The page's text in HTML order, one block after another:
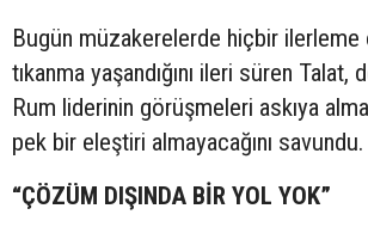
Bugün müzakerelerde hiçbir ilerleme
tıkanma yaşandığını ileri süren Talat,
Rum liderinin görüşmeleri askıya
pek bir eleştiri almayacağını savundu.
“ÇÖZÜM DIŞINDA BİR YOL YOK”